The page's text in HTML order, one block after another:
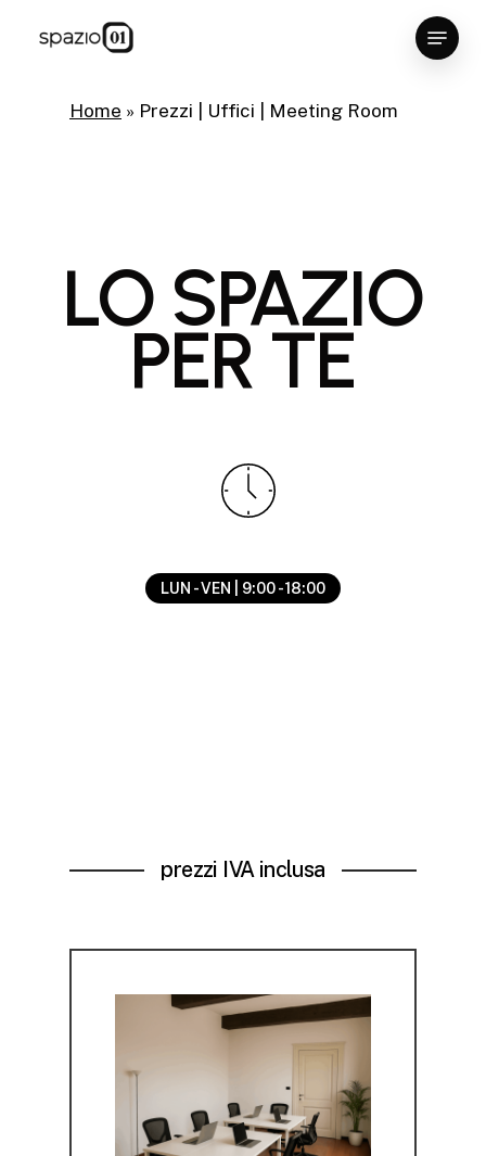
Menu
Home » Prezzi | Uffici | Meeting Room
LO SPAZIO
PER TE
LUN - VEN | 9:00 - 18:00
prezzi IVA inclusa